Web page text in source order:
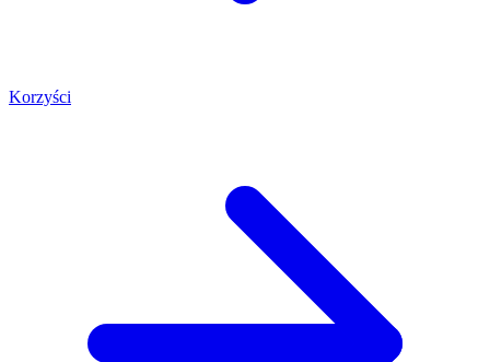
Korzyści